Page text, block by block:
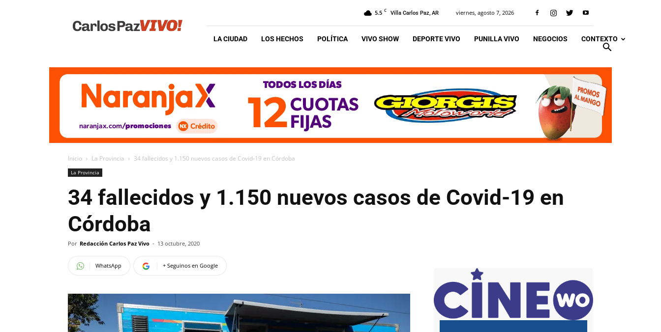
Vivo
5.5 C Villa Carlos Paz, AR viernes, agosto 7, 2026
LA CIUDAD LOS HECHOS POLÍTICA VIVO SHOW DEPORTE VIVO PUNILLA VIVO NEGOCIOS CONTEXTO
Inicio La Provincia 34 fallecidos y 1.150 nuevos casos de Covid-19 en Córdoba
La Provincia
34 fallecidos y 1.150 nuevos casos de Covid-19 en
Córdoba
Por Redacción Carlos Paz Vivo - 13 octubre, 2020
WhatsApp + Seguinos en Google